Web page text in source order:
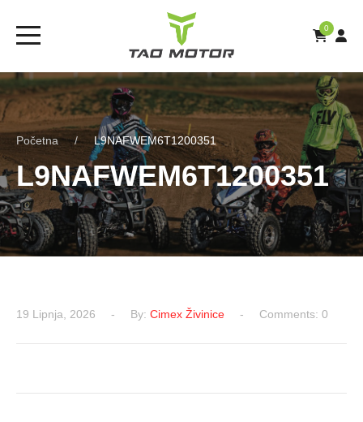
0
Početna L9NAFWEM6T1200351
L9NAFWEM6T1200351
19 Lipnja, 2026 By: Cimex Živinice Comments: 0